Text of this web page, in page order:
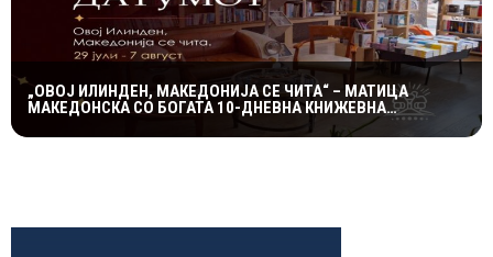
„ОВОЈ ИЛИНДЕН, МАКЕДОНИЈА СЕ ЧИТА“ – МАТИЦА
МАКЕДОНСКА СО БОГАТА 10-ДНЕВНА КНИЖЕВНА